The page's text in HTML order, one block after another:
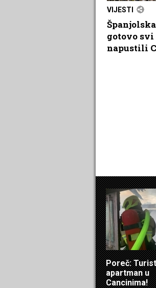
VIJESTI
gotovo
napustili
Poreč:
apartman u
Cancinima!